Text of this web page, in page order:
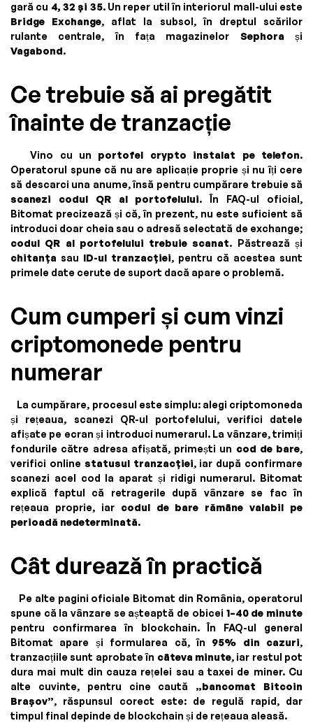
gară cu 4, 32 și 35. Un reper util în interiorul mall-ului este
Bridge Exchange, aflat la subsol, în dreptul scărilor
rulante centrale, în fața magazinelor Sephora și
Vagabond.
Ce trebuie să ai pregătit
înainte de tranzacție
Vino cu un portofel crypto instalat pe telefon.
Operatorul spune că nu are aplicație proprie și nu îți cere
să descarci una anume, însă pentru cumpărare trebuie să
scanezi codul QR al portofelului. În FAQ-ul oficial,
Bitomat precizează și că, în prezent, nu este suficient să
introduci doar cheia sau o adresă selectată de exchange;
codul QR al portofelului trebuie scanat. Păstrează și
chitanța sau ID-ul tranzacției, pentru că acestea sunt
primele date cerute de suport dacă apare o problemă.
Cum cumperi și cum vinzi
criptomonede pentru
numerar
La cumpărare, procesul este simplu: alegi criptomoneda
și rețeaua, scanezi QR-ul portofelului, verifici datele
afișate pe ecran și introduci numerarul. La vânzare, trimiți
fondurile către adresa afișată, primești un cod de bare,
verifici online statusul tranzacției, iar după confirmare
scanezi acel cod la aparat și ridigi numerarul. Bitomat
explică faptul că retragerile după vânzare se fac în
rețeaua proprie, iar codul de bare rămâne valabil pe
perioadă nedeterminată.
Cât durează în practică
Pe alte pagini oficiale Bitomat din România, operatorul
spune că la vânzare se așteaptă de obicei 1–40 de minute
pentru confirmarea în blockchain. În FAQ-ul general
Bitomat apare și formularea că, în 95% din cazuri,
tranzacțiile sunt aprobate în câteva minute, iar restul pot
dura mai mult din cauza rețelei sau a taxei de miner. Cu
alte cuvinte, pentru cine caută „bancomat Bitcoin
Brașov”, răspunsul corect este: de regulă rapid, dar
timpul final depinde de blockchain și de rețeaua aleasă.